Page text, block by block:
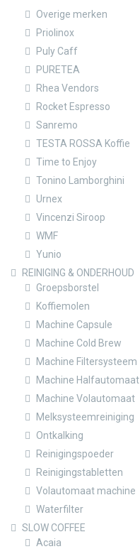
Overige merken
Priolinox
Puly Caff
PURETEA
Rhea Vendors
Rocket Espresso
Sanremo
TESTA ROSSA Koffie
Time to Enjoy
Tonino Lamborghini
Urnex
Vincenzi Siroop
WMF
Yunio
REINIGING & ONDERHOUD
Groepsborstel
Koffiemolen
Machine Capsule
Machine Cold Brew
Machine Filtersysteem
Machine Halfautomaat
Machine Volautomaat
Melksysteemreiniging
Ontkalking
Reinigingspoeder
Reinigingstabletten
Volautomaat machine
Waterfilter
SLOW COFFEE
Acaia